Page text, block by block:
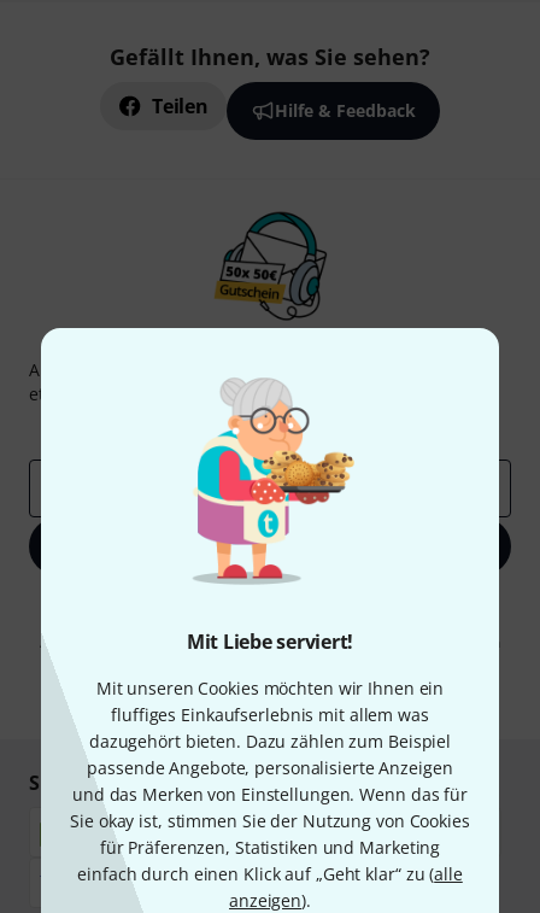
Mit Liebe serviert!
Mit unseren Cookies möchten wir Ihnen ein
fluffiges Einkaufserlebnis mit allem was
dazugehört bieten. Dazu zählen zum Beispiel
passende Angebote, personalisierte Anzeigen
und das Merken von Einstellungen. Wenn das für
Sie okay ist, stimmen Sie der Nutzung von Cookies
für Präferenzen, Statistiken und Marketing
einfach durch einen Klick auf „Geht klar“ zu (alle
anzeigen).
Gefällt Ihnen, was Sie sehen?
Teilen Hilfe & Feedback
Abonniere den Thomann Newsletter und gewinne mit
etwas Glück einen von
50 Gutscheinen
Inspirierende Beiträge
Deals
Jetzt anmelden
Abmeldung ist jederzeit möglich. Weitere Informationen finden Sie in
* Pflichtfeld
Sicher einkaufen & bezahlen